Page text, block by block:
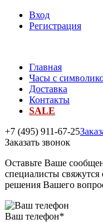
Вход
Регистрация
Главная
Часы с
Доставка
Контакты
SALE
+7 (495) 911-67-25
Заказать звонок
Оставьте Ваше
специалисты
решения Вашего
Ваш телефон*